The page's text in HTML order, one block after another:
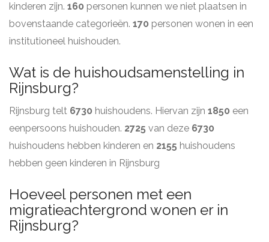
kinderen zijn. 160 personen kunnen we niet plaatsen in
bovenstaande categorieën. 170 personen wonen in een
institutioneel huishouden.
Wat is de huishoudsamenstelling in
Rijnsburg?
Rijnsburg telt 6730 huishoudens. Hiervan zijn 1850 een
eenpersoons huishouden. 2725 van deze 6730
huishoudens hebben kinderen en 2155 huishoudens
hebben geen kinderen in Rijnsburg
Hoeveel personen met een
migratieachtergrond wonen er in
Rijnsburg?